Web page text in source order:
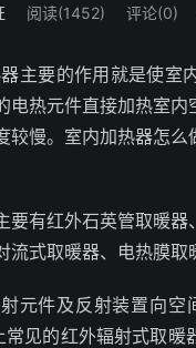
阅读(1452) 评论(0)
主要的作用就是使室
热元件直接加热室
慢。室内加热器怎
有红外石英管取暖
式取暖器、电热膜取
元件及反射装置向
见的红外辐射式取暖